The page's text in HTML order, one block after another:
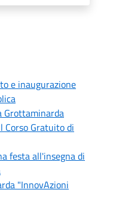
e inaugurazione
Grottaminarda
Corso Gratuito di
festa all'insegna di
"InnovAzioni